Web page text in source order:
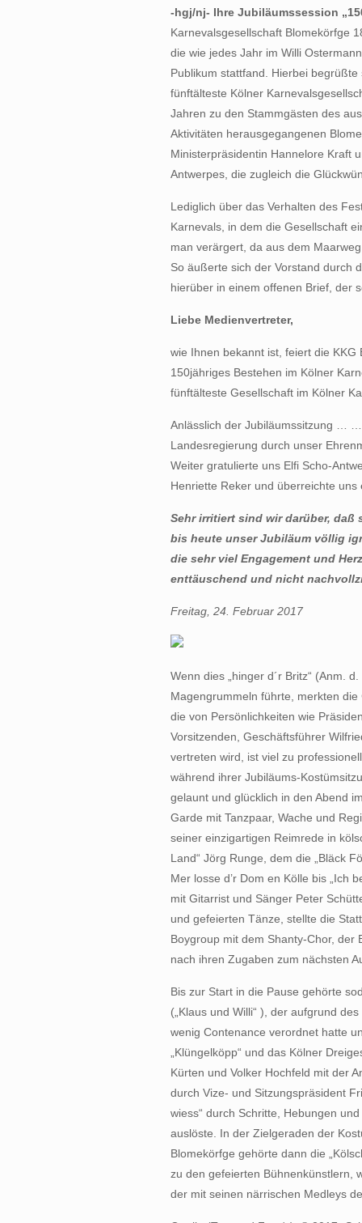
-hgj/nj- Ihre Jubiläumssession
Karnevalsgesellschaft Blomekörfge
die wie jedes Jahr im Willi
Publikum stattfand. Hierbei
fünftälteste Kölner
Jahren zu den Stammgästen des
Aktivitäten herausgegangenen
Ministerpräsidentin Hannelore Kraft
Antwerpes, die zugleich die
Lediglich über das Verhalten des
Karnevals, in dem die Gesellschaft
man verärgert, da aus dem
So äußerte sich der Vorstand durch
hierüber in einem offenen Brief, der
Liebe Medienvertreter,
wie Ihnen bekannt ist, feiert die
150jähriges Bestehen im Kölner
fünftälteste Gesellschaft im Kölner
Anlässlich der Jubiläumssitzung …
Landesregierung durch unser
Weiter gratulierte uns Elfi Scho-
Henriette Reker und überreichte
Sehr irritiert sind wir darüber, daß
bis heute unser Jubiläum völlig
die sehr viel Engagement und
enttäuschend und nicht
Freitag, 24. Februar 2017
Wenn dies „hinger d´r Britz“ (Anm.
Magengrummeln führte, merkten
die von Persönlichkeiten wie
Vorsitzenden, Geschäftsführer
vertreten wird, ist viel zu
während ihrer Jubiläums-
gelaunt und glücklich in den Abend
Garde mit Tanzpaar, Wache und
seiner einzigartigen Reimrede in
Land“ Jörg Runge, dem die „Bläck
Mer losse d’r Dom en Kölle bis „Ich
mit Gitarrist und Sänger Peter
und gefeierten Tänze, stellte die
Boygroup mit dem Shanty-Chor, der
nach ihren Zugaben zum nächsten
Bis zur Start in die Pause gehörte
(„Klaus und Willi“ ), der aufgrund
wenig Contenance verordnet hatte
„Klüngelköpp“ und das Kölner
Kürten und Volker Hochfeld mit der
durch Vize- und Sitzungspräsident
wiess“ durch Schritte, Hebungen
auslöste. In der Zielgeraden der
Blomekörfge gehörte dann die
zu den gefeierten Bühnenkünstlern,
der mit seinen närrischen Medleys